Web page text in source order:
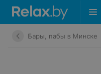
Бары, пабы в Минске